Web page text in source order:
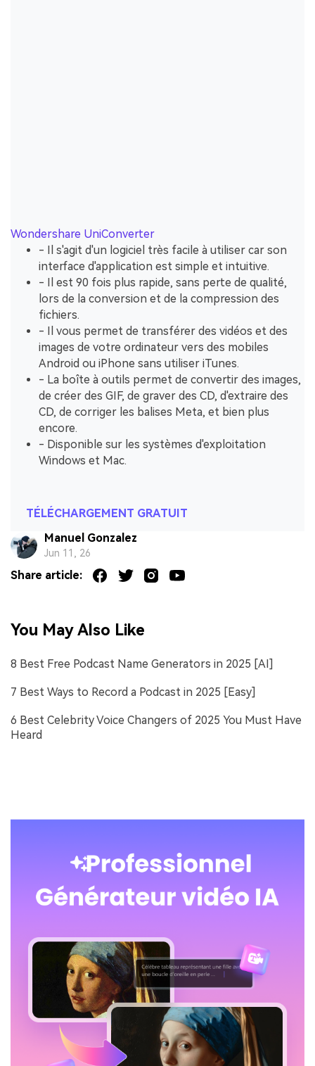
Wondershare UniConverter
- Il s'agit d'un logiciel très facile à utiliser car son
interface d'application est simple et intuitive.
- Il est 90 fois plus rapide, sans perte de qualité,
lors de la conversion et de la compression des
fichiers.
- Il vous permet de transférer des vidéos et des
images de votre ordinateur vers des mobiles
Android ou iPhone sans utiliser iTunes.
- La boîte à outils permet de convertir des images,
de créer des GIF, de graver des CD, d'extraire des
CD, de corriger les balises Meta, et bien plus
encore.
- Disponible sur les systèmes d'exploitation
Windows et Mac.
TÉLÉCHARGEMENT GRATUIT
Manuel Gonzalez
Jun 11, 26
Share article:
You May Also Like
8 Best Free Podcast Name Generators in 2025 [AI]
7 Best Ways to Record a Podcast in 2025 [Easy]
6 Best Celebrity Voice Changers of 2025 You Must Have
Heard